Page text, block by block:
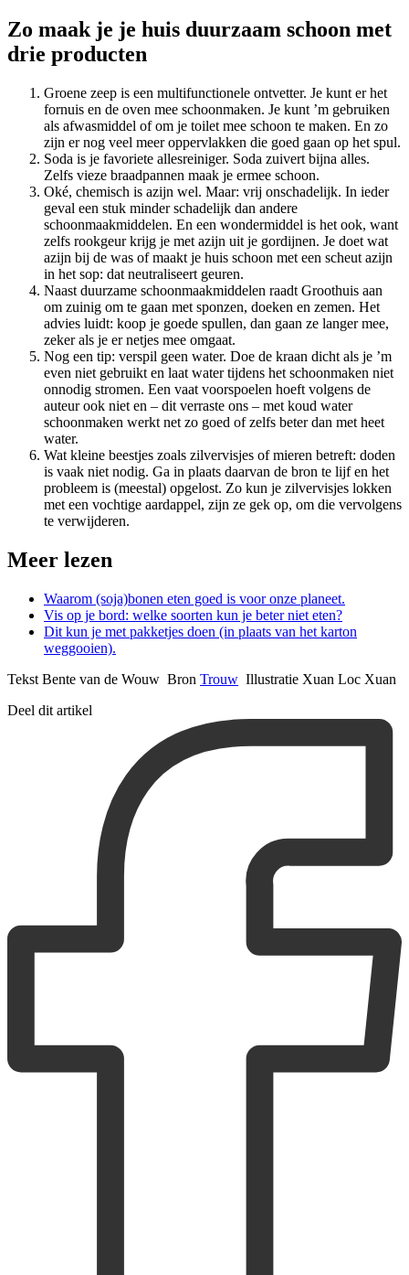
Zo maak je je huis duurzaam schoon met
drie producten
Groene zeep is een multifunctionele ontvetter. Je kunt er het
fornuis en de oven mee schoonmaken. Je kunt ’m gebruiken
als afwasmiddel of om je toilet mee schoon te maken. En zo
zijn er nog veel meer oppervlakken die goed gaan op het spul.
Soda is je favoriete allesreiniger. Soda zuivert bijna alles.
Zelfs vieze braadpannen maak je ermee schoon.
Oké, chemisch is azijn wel. Maar: vrij onschadelijk. In ieder
geval een stuk minder schadelijk dan andere
schoonmaakmiddelen. En een wondermiddel is het ook, want
zelfs rookgeur krijg je met azijn uit je gordijnen. Je doet wat
azijn bij de was of maakt je huis schoon met een scheut azijn
in het sop: dat neutraliseert geuren.
Naast duurzame schoonmaakmiddelen raadt Groothuis aan
om zuinig om te gaan met sponzen, doeken en zemen. Het
advies luidt: koop je goede spullen, dan gaan ze langer mee,
zeker als je er netjes mee omgaat.
Nog een tip: verspil geen water. Doe de kraan dicht als je ’m
even niet gebruikt en laat water tijdens het schoonmaken niet
onnodig stromen. Een vaat voorspoelen hoeft volgens de
auteur ook niet en – dit verraste ons – met koud water
schoonmaken werkt net zo goed of zelfs beter dan met heet
water.
Wat kleine beestjes zoals zilvervisjes of mieren betreft: doden
is vaak niet nodig. Ga in plaats daarvan de bron te lijf en het
probleem is (meestal) opgelost. Zo kun je zilvervisjes lokken
met een vochtige aardappel, zijn ze gek op, om die vervolgens
te verwijderen.
Meer lezen
Waarom (soja)bonen eten goed is voor onze planeet.
Vis op je bord: welke soorten kun je beter niet eten?
Dit kun je met pakketjes doen (in plaats van het karton
weggooien).
Tekst Bente van de Wouw Bron Trouw Illustratie Xuan Loc Xuan
Deel dit artikel